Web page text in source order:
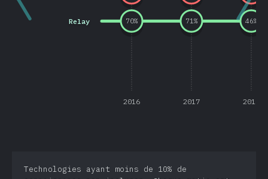
2016 2017 2018
Relay 70% 71% 46%
Technologies ayant moins de 10% de